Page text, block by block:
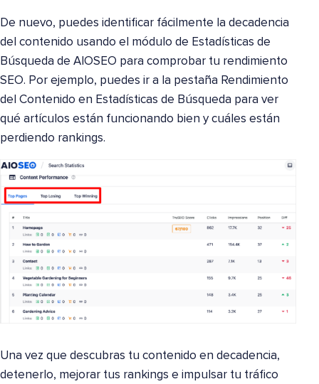
De nuevo, puedes identificar fácilmente la decadencia
del contenido usando el módulo de Estadísticas de
Búsqueda de AIOSEO para comprobar tu rendimiento
SEO. Por ejemplo, puedes ir a la pestaña Rendimiento
del Contenido en Estadísticas de Búsqueda para ver
qué artículos están funcionando bien y cuáles están
perdiendo rankings.
Una vez que descubras tu contenido en decadencia,
detenerlo, mejorar tus rankings e impulsar tu tráfico